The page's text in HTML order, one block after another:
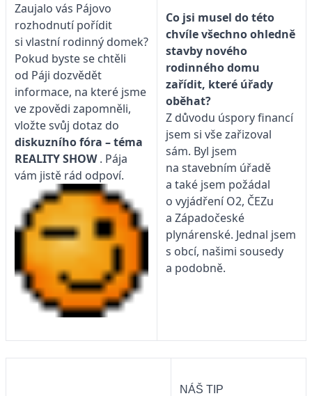
Zaujalo vás Pájovo
rozhodnutí pořídit
si vlastní rodinný domek?
Pokud byste se chtěli
od Páji dozvědět
informace, na které jsme
ve zpovědi zapomněli,
vložte svůj dotaz do
diskuzního fóra – téma
REALITY SHOW. Pája
vám jistě rád odpoví.
Co jsi musel do této
chvíle všechno ohledně
stavby nového
rodinného domu
zařídit, které úřady
oběhat?
Z důvodu úspory financí
jsem si vše zařizoval
sám. Byl jsem
na stavebním úřadě
a také jsem požádal
o vyjádření O2, ČEZu
a Západočeské
plynárenské. Jednal jsem
s obcí, našimi sousedy
a podobně.
NÁŠ TIP